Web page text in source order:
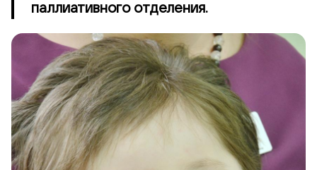
паллиативного отделения.